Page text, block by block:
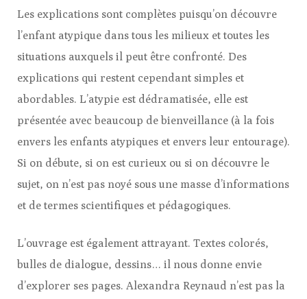
Les explications sont complètes puisqu’on découvre
l’enfant atypique dans tous les milieux et toutes les
situations auxquels il peut être confronté. Des
explications qui restent cependant simples et
abordables. L’atypie est dédramatisée, elle est
présentée avec beaucoup de bienveillance (à la fois
envers les enfants atypiques et envers leur entourage).
Si on débute, si on est curieux ou si on découvre le
sujet, on n’est pas noyé sous une masse d’informations
et de termes scientifiques et pédagogiques.
L’ouvrage est également attrayant. Textes colorés,
bulles de dialogue, dessins… il nous donne envie
d’explorer ses pages. Alexandra Reynaud n’est pas la